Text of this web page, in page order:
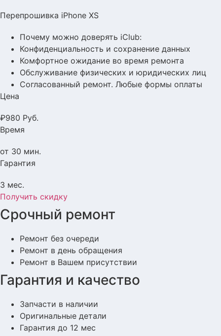
Перепрошивка iPhone XS
Почему можно доверять iClub:
Конфиденциальность и сохранение данных
Комфортное ожидание во время ремонта
Обслуживание физических и юридических лиц
Согласованный ремонт. Любые формы оплаты
Цена
₽980 Руб.
Время
от 30 мин.
Гарантия
3 мес.
Получить скидку
Срочный ремонт
Ремонт без очереди
Ремонт в день обращения
Ремонт в Вашем присутствии
Гарантия и качество
Запчасти в наличии
Оригинальные детали
Гарантия до 12 мес